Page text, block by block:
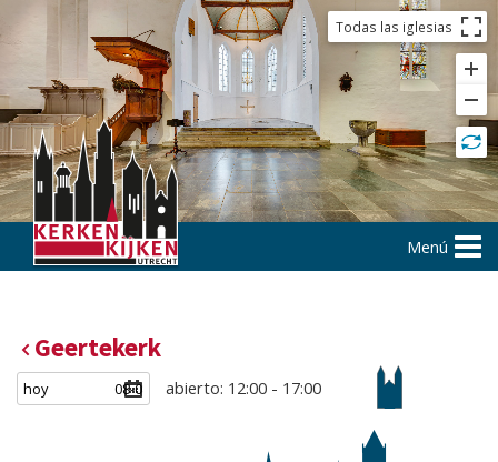
Todas las iglesias
Menú
Geertekerk
abierto: 12:00 - 17:00